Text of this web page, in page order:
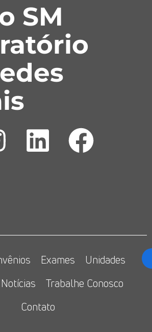
SM
Exames
Unidades
Notícias
Trabalhe Conosco
Contato